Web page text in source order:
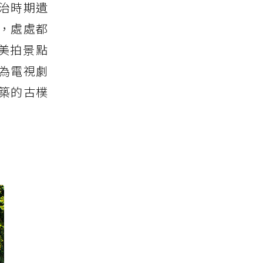
時期遺
處處都
拍景點
電視劇
的古樸